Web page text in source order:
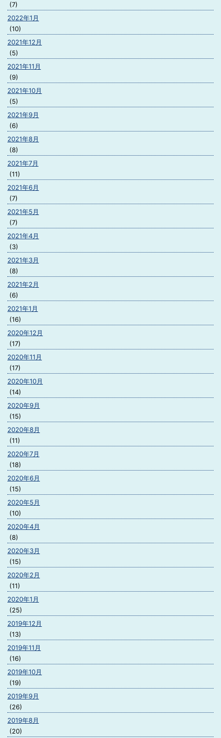
(7)
2022年1月
(10)
2021年12月
(5)
2021年11月
(9)
2021年10月
(5)
2021年9月
(6)
2021年8月
(8)
2021年7月
(11)
2021年6月
(7)
2021年5月
(7)
2021年4月
(3)
2021年3月
(8)
2021年2月
(6)
2021年1月
(16)
2020年12月
(17)
2020年11月
(17)
2020年10月
(14)
2020年9月
(15)
2020年8月
(11)
2020年7月
(18)
2020年6月
(15)
2020年5月
(10)
2020年4月
(8)
2020年3月
(15)
2020年2月
(11)
2020年1月
(25)
2019年12月
(13)
2019年11月
(16)
2019年10月
(19)
2019年9月
(26)
2019年8月
(20)